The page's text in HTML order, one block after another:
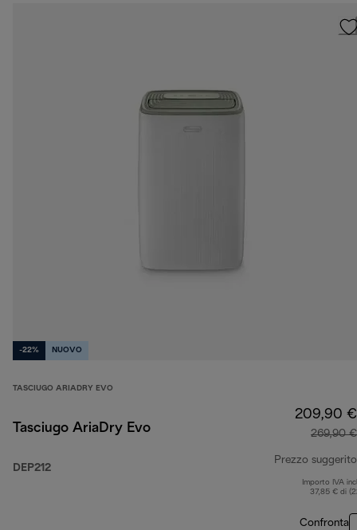
-22% NUOVO
TASCIUGO ARIADRY EVO
Tasciugo AriaDry Evo
DEP212
209,90 €
269,90 €
Prezzo suggerito
Importo IVA
37,85 € di
Confronta